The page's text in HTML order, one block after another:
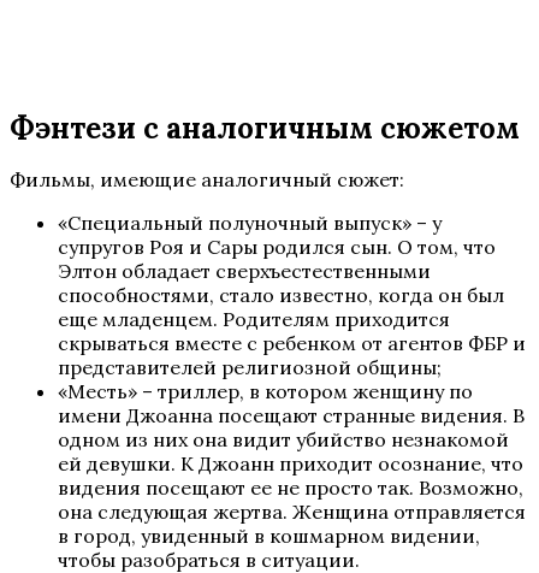
Фэнтези с аналогичным сюжетом
Фильмы, имеющие аналогичный сюжет:
«Специальный полуночный выпуск» – у
супругов Роя и Сары родился сын. О том, что
Элтон обладает сверхъестественными
способностями, стало известно, когда он был
еще младенцем. Родителям приходится
скрываться вместе с ребенком от агентов ФБР и
представителей религиозной общины;
«Месть» – триллер, в котором женщину по
имени Джоанна посещают странные видения. В
одном из них она видит убийство незнакомой
ей девушки. К Джоанн приходит осознание, что
видения посещают ее не просто так. Возможно,
она следующая жертва. Женщина отправляется
в город, увиденный в кошмарном видении,
чтобы разобраться в ситуации.